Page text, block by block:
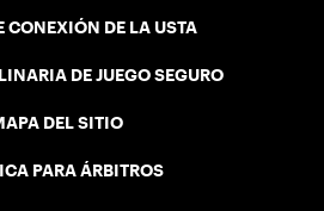
CONEXIÓN DE LA USTA
DE JUEGO SEGURO
DEL SITIO
PARA ÁRBITROS